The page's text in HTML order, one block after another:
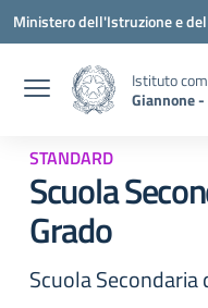
Vai ai contenuti
Vai al menu di navigazione
Vai al footer
Ministero dell'Istruzione e
Istituto
Giannone
STANDARD
Scuola
Grado
Scuola Secondaria